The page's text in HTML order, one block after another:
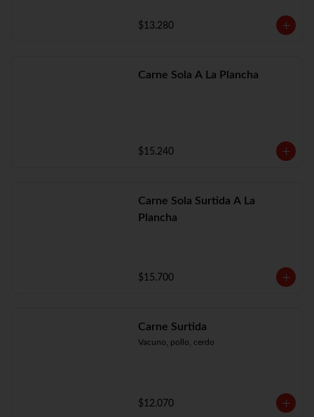
$13.280
Carne Sola A La Plancha
$15.240
Carne Sola Surtida A La
Plancha
$15.700
Carne Surtida
Vacuno, pollo, cerdo
$12.070